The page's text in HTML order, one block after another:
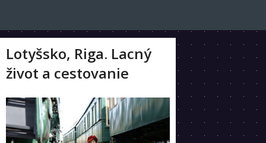
Lotyšsko, Riga. Lacný
život a cestovanie